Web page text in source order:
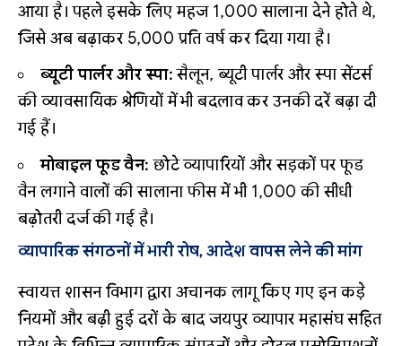
आया है। पहले इसके लिए महज ₹1,000 सालाना देने होते थे,
जिसे अब बढ़ाकर ₹5,000 प्रति वर्ष कर दिया गया है।
ब्यूटी पार्लर और स्पा:सैलून, ब्यूटी पार्लर और स्पा सेंटर्स
की व्यावसायिक श्रेणियों में भी बदलाव कर उनकी दरें बढ़ा दी
गई हैं।
मोबाइल फूड वैन: छोटे व्यापारियों और सड़कों पर फूड
वैन लगाने वालों की सालाना फीस में भी ₹1,000 की सीधी
बढ़ोतरी दर्ज की गई है।
व्यापारिक संगठनों में भारी रोष, आदेश वापस लेने की मांग
स्वायत्त शासन विभाग द्वारा अचानक लागू किए गए इन कड़े
नियमों और बढ़ी हुई दरों के बाद जयपुर व्यापार महासंघ सहित